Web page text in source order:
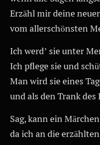
Erzähl mir deine
vom allerschönsten
Ich werd’ sie unter
Ich pflege sie und
Man wird sie eines
und als den Trank des
Sag, kann ein
da ich an die